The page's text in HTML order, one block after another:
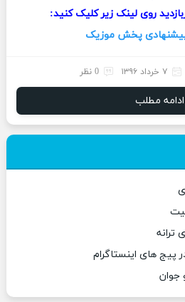
روی لینک زیر کلیک کنید:
پخش موزیک
۷ خرداد ۱۳۹۶ 0 نظر
ادامه مطلب
های اینستاگرام
جوان